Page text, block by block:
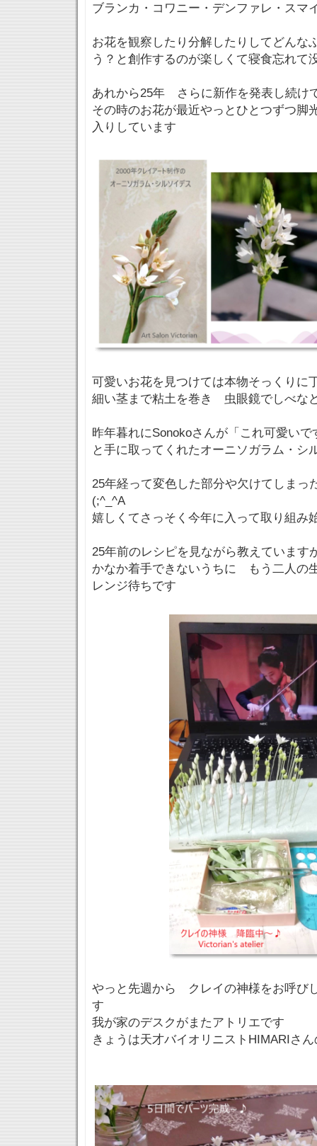
ブランカ・コワニー・デンファレ・スマ
お花を観察したり分解したりしてどんな
う？と創作するのが楽しくて寝食忘れて
あれから25年 さらに新作を発表し続け
その時のお花が最近やっとひとつずつ脚
入りしています
可愛いお花を見つけては本物そっくりに
細い茎まで粘土を巻き 虫眼鏡でしべな
昨年暮れにSonokoさんが「これ可愛い
と手に取ってくれたオーニソガラム・シ
25年経って変色した部分や欠けてしまっ
(;^_^A
嬉しくてさっそく今年に入って取り組み
25年前のレシピを見ながら教えていま
かなか着手できないうちに もう二人の
レンジ待ちです
やっと先週から クレイの神様をお呼び
す
我が家のデスクがまたアトリエです
きょうは天才バイオリニストHIMARIさ